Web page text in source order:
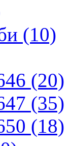
(10)
(20)
(35)
(18)